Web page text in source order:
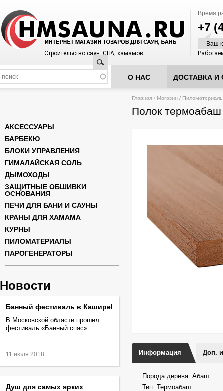
Время
+7
Ваш
Строительство саун, СПА, хамамов
Поиск
О НАС ДОСТАВКА И
Вы здесь
Главная / Магазин / Пиломатериалы
Полок
Информация Доп.
Порода дерева: Абаш
Тип: Термоабаш
АКСЕССУАРЫ
БАРБЕКЮ
БЛОКИ УПРАВЛЕНИЯ
ГИМАЛАЙСКАЯ СОЛЬ
ДЫМОХОДЫ
ЗАЩИТНЫЕ ОБШИВКИ
ОСНОВАНИЯ
ПЕЧИ ДЛЯ БАНИ И САУНЫ
КРАНЫ ДЛЯ ХАМАМА
КУРНЫ
ПИЛОМАТЕРИАЛЫ
ПАРОГЕНЕРАТОРЫ
Новости
Банный фестиваль в Кашире!
В Московской области прошел
фестиваль «Банный спас».
11 июля 2018
Душ для самых ярких